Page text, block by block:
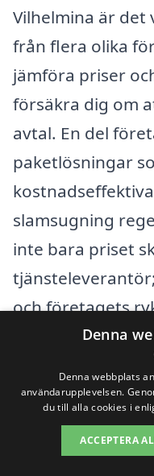
Vilhelmina är
från flera olika
jämföra priser
försäkra dig om
avtal. En del
paketlösningar
slamsugning
inte bara priset
och företagets
För att
vara bra att
slamsugning-
Denna
Denna webbplats
användarupplevelsen.
du till alla cookies i
ACCEPTERA